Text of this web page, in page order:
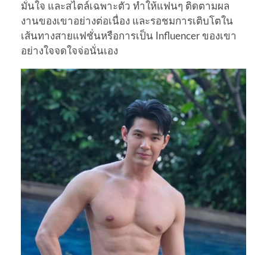
มั่นใจ และสไตล์เฉพาะตัว ทำให้แฟนๆ ติดตามผล
งานของเขาอย่างต่อเนื่อง และรอชมการเติบโตใน
เส้นทางสายแฟชั่นหรือการเป็น Influencer ของเขา
อย่างใจจดใจจ่อนั่นเอง